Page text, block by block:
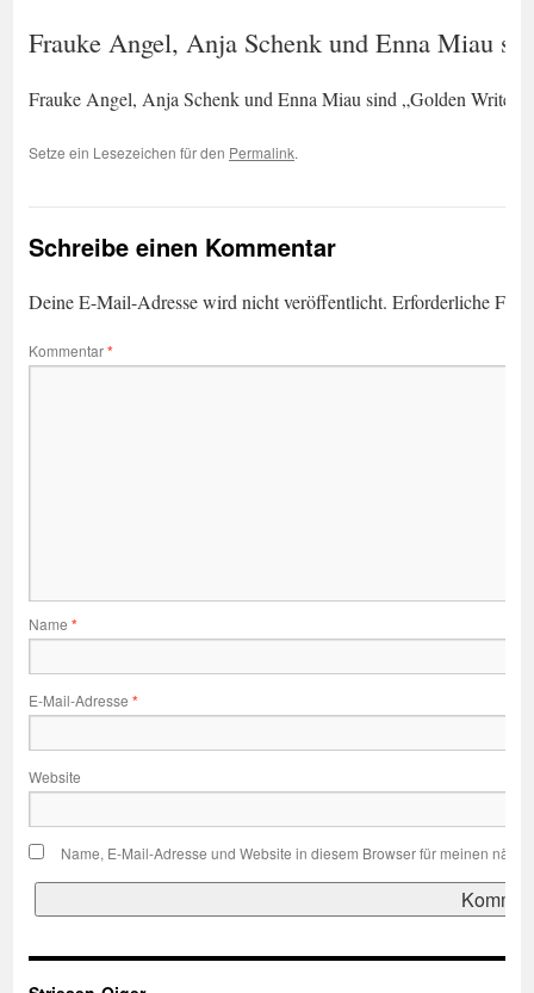
Frauke Angel, Anja Schenk und Enna Miau
Frauke Angel, Anja Schenk und Enna Miau sind „Golden
Setze ein Lesezeichen für den Permalink.
Schreibe einen Kommentar
Deine E-Mail-Adresse wird nicht veröffentlicht. Erforderliche
Kommentar*
Name *
E-Mail-Adresse *
Website
Name, E-Mail-Adresse und Website in diesem Browser für meinen